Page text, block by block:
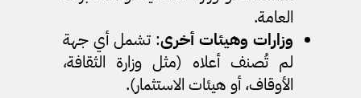
العامة.
وزارات وهيئات أخرى: تشمل أي جهة
لم تُصنف أعلاه (مثل وزارة الثقافة،
الأوقاف، أو هيئات الاستثمار).